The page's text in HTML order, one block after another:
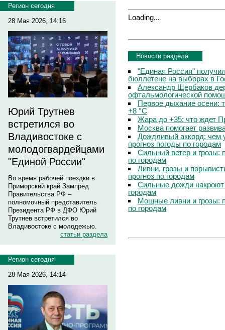
Регион сегодня
28 Мая 2026, 14:16
Юрий Трутнев
встретился во
Владивостоке с
молодогвардейцами
"Единой России"
Во время рабочей поездки в
Приморский край Зампред
Правительства РФ –
полномочный представитель
Президента РФ в ДФО Юрий
Трутнев встретился во
Владивостоке с молодежью.
статьи раздела
Регион сегодня
28 Мая 2026, 14:14
Loading...
Новости раздела
"Единая Россия"
бюллетене на выборах в
Александр Щербаков
офтальмологической
Первое дыхание осени:
+8 °C
Жара до +35: что ждет
Москва помогает
Дождливый аккорд: чем
прогноз погоды по городам
Сильный ветер и грозы:
по городам
Ливни, грозы и
прогноз по городам
Сильные дожди
городам
Мощные ливни и грозы:
по городам